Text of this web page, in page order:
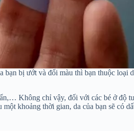
bạn bị ướt và đổi màu thì bạn thuộc loại
Không chỉ vậy, đối với các bé ở độ
khoảng thời gian, da của bạn sẽ có